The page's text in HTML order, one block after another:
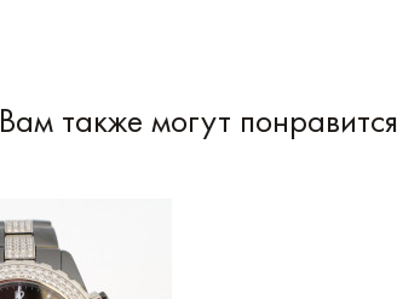
Вам также могут понравится